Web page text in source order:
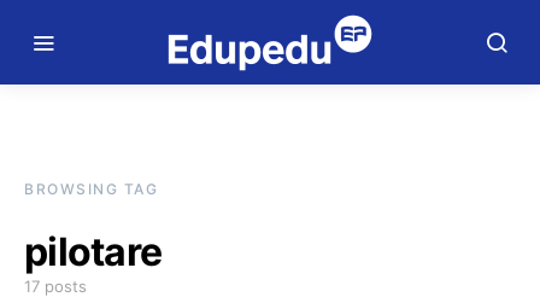
BROWSING TAG
pilotare
17 posts